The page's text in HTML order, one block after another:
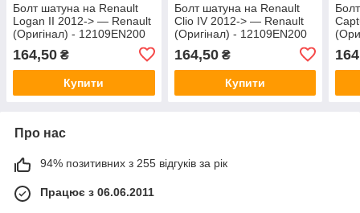
Болт шатуна на Renault
Logan II 2012-> — Renault
(Оригінал) - 12109EN200
164,50 ₴
Купити
Болт шатуна на Renault
Clio IV 2012-> — Renault
(Оригінал) - 12109EN200
164,50₴
Купити
Про нас
94% позитивних з 255 відгуків за рік
Працює з 06.06.2011